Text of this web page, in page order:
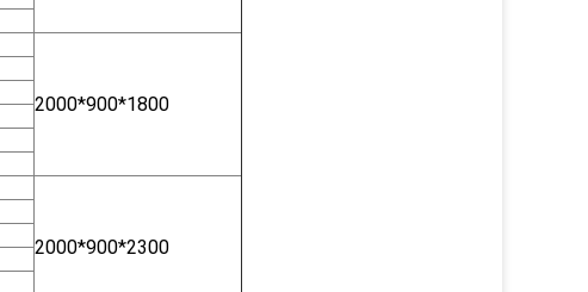
2000*900*1800
2000*900*2300